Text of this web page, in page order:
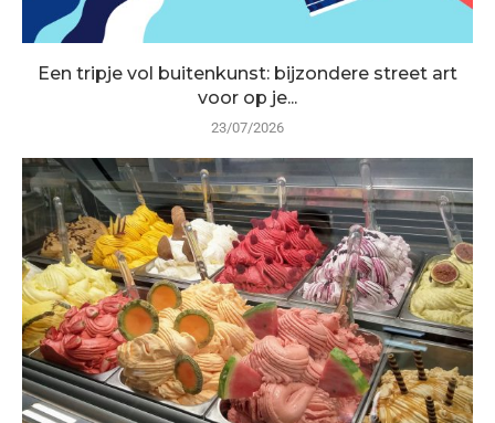
Een tripje vol buitenkunst: bijzondere street art
voor op je...
23/07/2026